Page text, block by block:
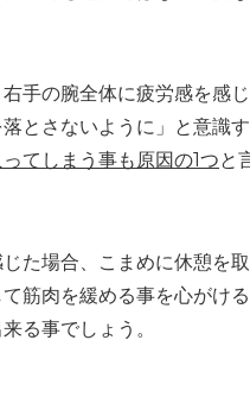
手の腕全体に疲労感を感
とさないように」と意識す
てしまう事も原因の1つと
た場合、こまめに休憩を
筋肉を緩める事を心がけ
る事でしょう。